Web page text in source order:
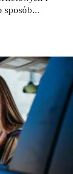
sposób...